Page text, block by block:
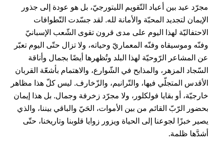
مجرّد عيد بين أعياد التّقويم الليتورجيّ، بل هو عودة إلى جذور
الإيمان لتجديد المحبّة والأمانة لله. لقد جسّدت التّطوافات
الاحتفاليّة لهذا اليوم على مدى قرون تقوى الشّعب الإسبانيّ
وفنّه وموسيقاه وفنّه المعماريّ وحياته، ولا تزال حتّى اليوم تعبّر
عن المشاعر الرّوحيّة لهذا البلد وتُظهرها أيضًا بجمال وأناقة
السّجاد المزهر، والمذابح في الشّوارع، والاهتمام بأشعّة القربان
الأقدس المتجلّي فيها، والتّرانيم، والزّخارف. ليس كلّ هذا مظاهر
خارجيّة، أو بقايا فولكلور، ولا مجرّد زخرفة وجمال. بل هذا إيمان
بحضور الرّبّ القائم من بين الأموات، الحَيّ والباقي بيننا، والذي
يصير خبزًا لجوعنا إلى الحياة ويزور زوايا قلوبنا وتاريخنا، حتّى
أشدَّها ظلمة.